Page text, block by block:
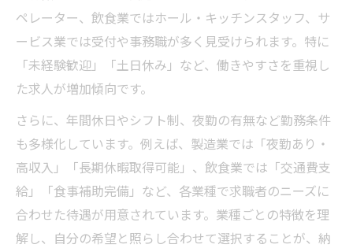
ペレーター、飲食業ではホール・キッチンスタッフ、サ
ービス業では受付や事務職が多く見受けられます。特に
「未経験歓迎」「土日休み」など、働きやすさを重視し
た求人が増加傾向です。
さらに、年間休日やシフト制、夜勤の有無など勤務条件
も多様化しています。例えば、製造業では「夜勤あり・
高収入」「長期休暇取得可能」、飲食業では「交通費支
給」「食事補助完備」など、各業種で求職者のニーズに
合わせた待遇が用意されています。業種ごとの特徴を理
解し、自分の希望と照らし合わせて選択することが、納